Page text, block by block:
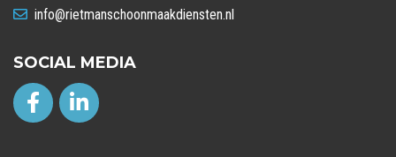
info@rietmanschoonmaakdiensten.nl
SOCIAL MEDIA